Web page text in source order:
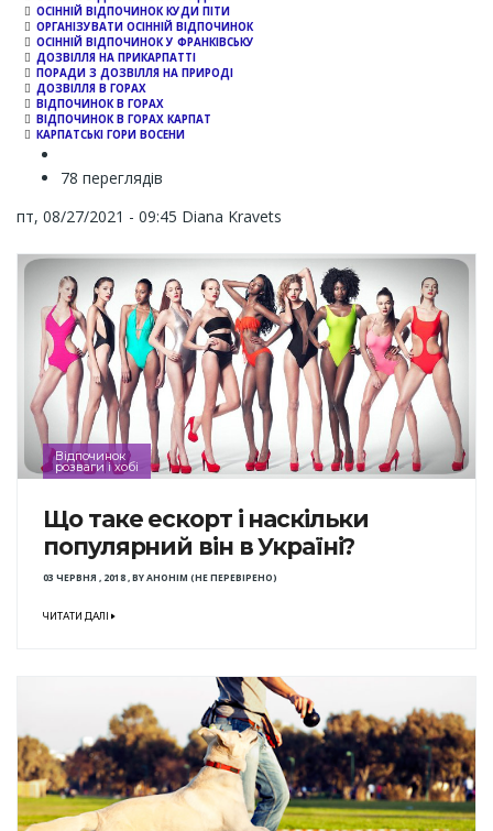
ОСІННІЙ ВІДПОЧИНОК КУДИ ПІТИ
ОРГАНІЗУВАТИ ОСІННІЙ ВІДПОЧИНОК
ОСІННІЙ ВІДПОЧИНОК У ФРАНКІВСЬКУ
ДОЗВІЛЛЯ НА ПРИКАРПАТТІ
ПОРАДИ З ДОЗВІЛЛЯ НА ПРИРОДІ
ДОЗВІЛЛЯ В ГОРАХ
ВІДПОЧИНОК В ГОРАХ
ВІДПОЧИНОК В ГОРАХ КАРПАТ
КАРПАТСЬКІ ГОРИ ВОСЕНИ
78 переглядів
пт, 08/27/2021 - 09:45 Diana Kravets
Відпочинок
розваги і хобі
Що таке ескорт і наскільки
популярний він в Україні?
03 ЧЕРВНЯ , 2018,BYАНОНІМ (НЕ ПЕРЕВІРЕНО)
ЧИТАТИ ДАЛІ